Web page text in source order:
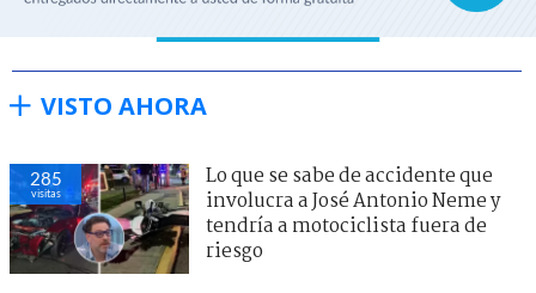
VISTO AHORA
285
visitas
Lo que se sabe de accidente que
involucra a José Antonio Neme y
tendría a motociclista fuera de
riesgo